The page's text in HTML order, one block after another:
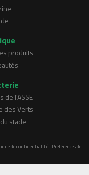
produits
de l'ASSE
des Verts
stade
de confidentialité| Préférences de